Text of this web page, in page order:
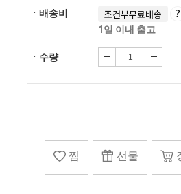
ㆍ배송비 조건부무료배송
1일 이내 출고
ㆍ수량
찜 선물